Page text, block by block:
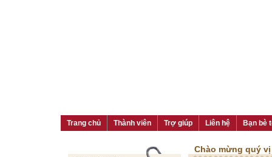
Trang chủ Thành viên Trợ giúp Liên hệ Bạn bè
Chào mừng quý